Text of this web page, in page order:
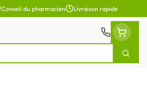
Conseil du pharmacien Livraison rapide